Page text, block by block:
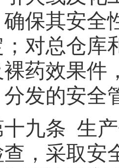
保其安全
对总仓库
药效果件
发的安全
十九条 生
，采取安